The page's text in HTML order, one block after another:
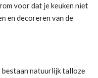
voor dat je keuken niet
en decoreren van de
bestaan natuurlijk talloze